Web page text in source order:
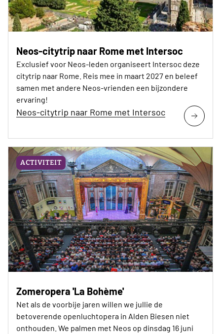
Neos-citytrip naar Rome met Intersoc
Exclusief voor Neos-leden organiseert Intersoc deze
citytrip naar Rome. Reis mee in maart 2027 en beleef
samen met andere Neos-vrienden een bijzondere
ervaring!
Neos-citytrip naar Rome met Intersoc
ACTIVITEIT
Zomeropera 'La Bohème'
Net als de voorbije jaren willen we jullie de
betoverende openluchtopera in Alden Biesen niet
onthouden. We palmen met Neos op dinsdag 16 juni